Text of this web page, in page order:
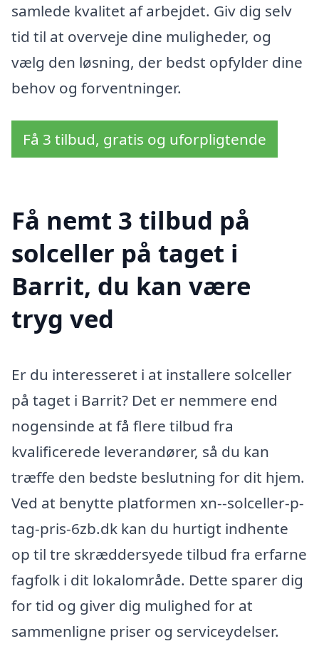
samlede kvalitet af arbejdet. Giv dig selv
tid til at overveje dine muligheder, og
vælg den løsning, der bedst opfylder dine
behov og forventninger.
Få 3 tilbud, gratis og uforpligtende
Få nemt 3 tilbud på
solceller på taget i
Barrit, du kan være
tryg ved
Er du interesseret i at installere solceller
på taget i Barrit? Det er nemmere end
nogensinde at få flere tilbud fra
kvalificerede leverandører, så du kan
træffe den bedste beslutning for dit hjem.
Ved at benytte platformen xn--solceller-p-
tag-pris-6zb.dk kan du hurtigt indhente
op til tre skræddersyede tilbud fra erfarne
fagfolk i dit lokalområde. Dette sparer dig
for tid og giver dig mulighed for at
sammenligne priser og serviceydelser.